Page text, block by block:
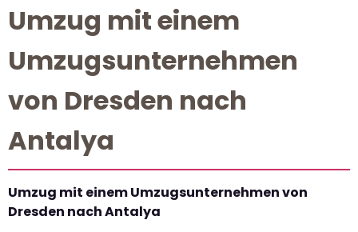
Umzug mit einem
Umzugsunternehmen
von Dresden nach
Antalya
Umzug mit einem Umzugsunternehmen von
Dresden nach Antalya